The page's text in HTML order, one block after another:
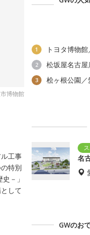
博物館
工事
特別
－」
して
1 トヨタ博物
2 松坂屋名古
3
桧ヶ根公園／
名
GWのお